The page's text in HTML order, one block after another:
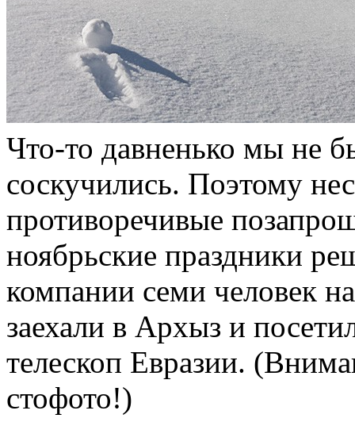
Что-то давненько мы не
соскучились. Поэтому
противоречивые
ноябрьские праздники
компании семи человек
заехали в Архыз и
телескоп Евразии.
стофото!)